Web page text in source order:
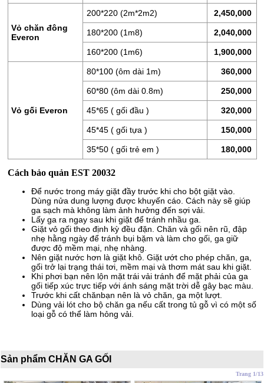
PHẨM
KHÁC
Vỏ chăn đông
Everon
200*220 (2m*2m2) 2,450,000
180*200 (1m8) 2,040,000
160*200 (1m6) 1,900,000
Vỏ gối Everon
80*100 (ôm dài 1m) 360,000
60*80 (ôm dài 0.8m) 250,000
45*65 ( gối đầu ) 320,000
45*45 ( gối tựa ) 150,000
35*50 ( gối trẻ em ) 180,000
Cách bảo quản EST 20032
Để nước trong máy giặt đầy trước khi cho bột giặt vào.
Dùng nửa dung lượng được khuyến cáo. Cách này sẽ giúp
ga sạch mà không làm ảnh hưởng đến sợi vải.
Lấy ga ra ngay sau khi giặt để tránh nhầu ga.
Giặt vỏ gối theo định kỳ đều đặn. Chăn và gối nên rũ, đập
nhẹ hằng ngày để tránh bụi bặm và làm cho gối, ga giữ
được độ mềm mại, nhẹ nhàng.
Nên giặt nước hơn là giặt khô. Giặt ướt cho phép chăn, ga,
gối trở lại trạng thái tơi, mềm mại và thơm mát sau khi giặt.
Khi phơi bạn nên lộn mặt trái vải tránh để mặt phải của ga
gối tiếp xúc trực tiếp với ánh sáng mặt trời dễ gây bạc màu.
Trước khi cất chănbạn nên là vỏ chăn, ga một lượt.
Dùng vải lót cho bộ chăn ga nếu cất trong tủ gỗ vì có một số
loại gỗ có thể làm hỏng vải.
Sản phẩm CHĂN GA GỐI
Trang 1/13